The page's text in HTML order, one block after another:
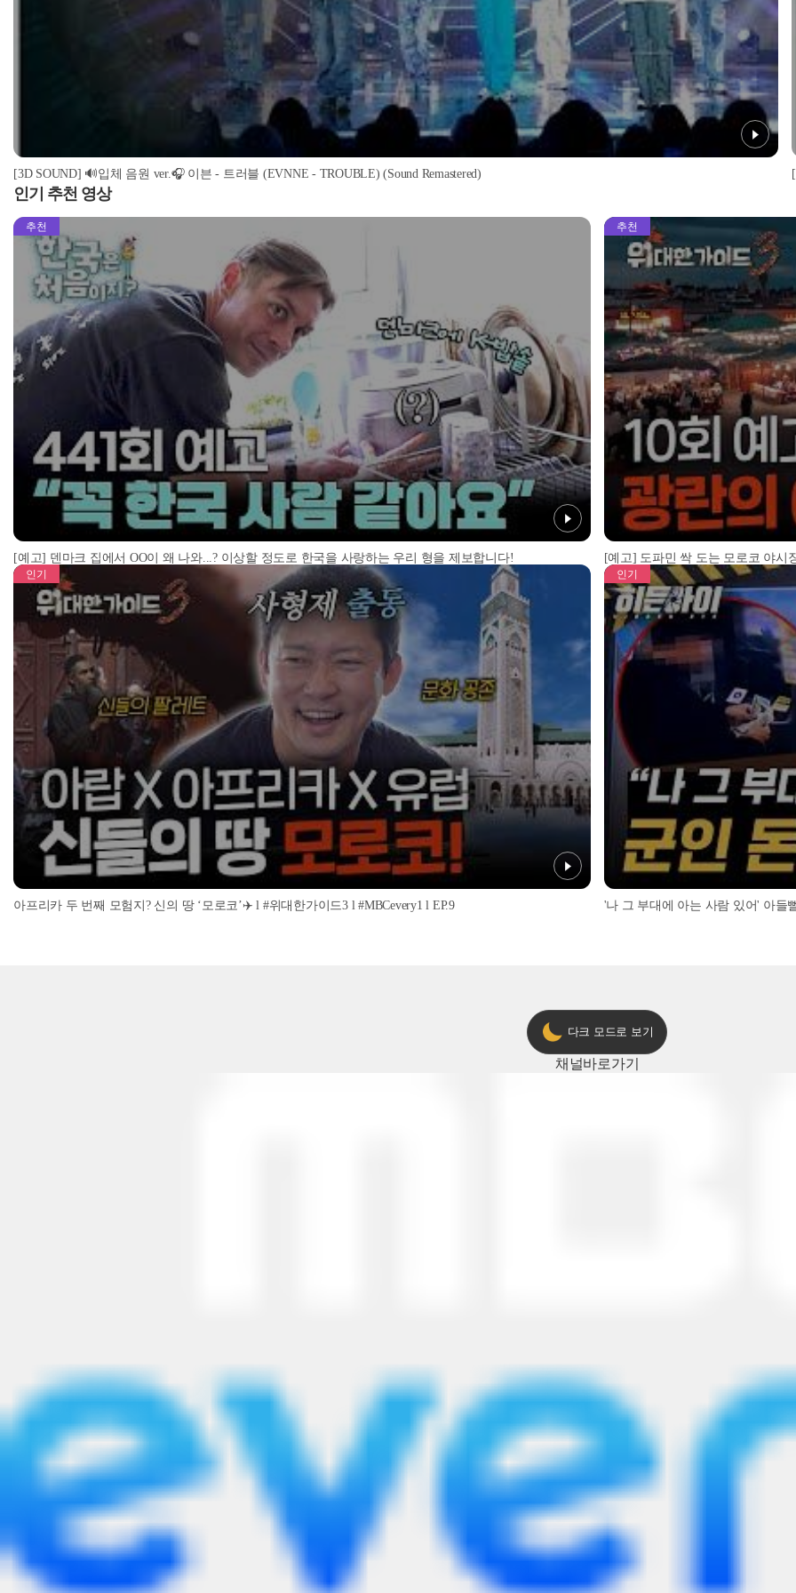
[3D SOUND] 🔊입체 음원 ver.🎧 이븐 - 트러블 (EVNNE - TROUBLE) (Sound Remastered)
인기 추천 영상
추천
[예고] 덴마크 집에서 OO이 왜 나와...? 이상할 정도로 한국을 사랑하는 우리 형을 제보합니다!
추천
[예고] 도파민 싹 도는 모로코 야시
인기
아프리카 두 번째 모험지? 신의 땅 ‘모로코’✈️ l #위대한가이드3 l #MBCevery1 l EP.9
인기
'나 그 부대에 아는 사람 있어' 아들
다크 모드로 보기
채널바로가기